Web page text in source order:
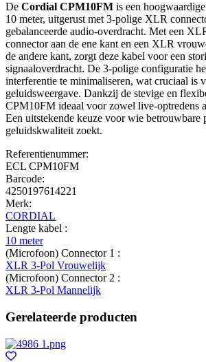
De Cordial CPM10FM is een
10 meter, uitgerust met 3-polige XLR
gebalanceerde audio-overdracht. Met een
connector aan de ene kant en een XLR
de andere kant, zorgt deze kabel voor een
signaaloverdracht. De 3-polige configuratie
interferentie te minimaliseren, wat cruciaal is
geluidsweergave. Dankzij de stevige en
CPM10FM ideaal voor zowel live-optredens
Een uitstekende keuze voor wie betrouwbare
geluidskwaliteit zoekt.
Referentienummer:
ECL CPM10FM
Barcode:
4250197614221
Merk:
CORDIAL
Lengte kabel :
10 meter
(Microfoon) Connector 1 :
XLR 3-Pol Vrouwelijk
(Microfoon) Connector 2 :
XLR 3-Pol Mannelijk
Gerelateerde producten